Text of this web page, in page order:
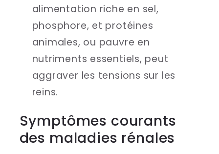
alimentation riche en sel,
phosphore, et protéines
animales, ou pauvre en
nutriments essentiels, peut
aggraver les tensions sur les
reins.
Symptômes courants
des maladies rénales